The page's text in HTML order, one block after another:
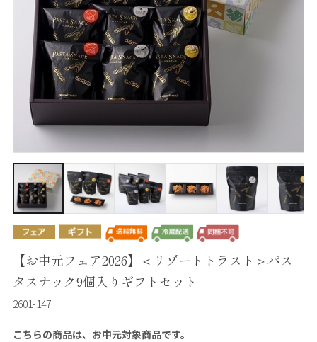
【お中元フェア2026】＜リゾートトラスト＞パス
タスナック9個入りギフトセット
2601-147
こちらの商品は、お中元対象商品です。